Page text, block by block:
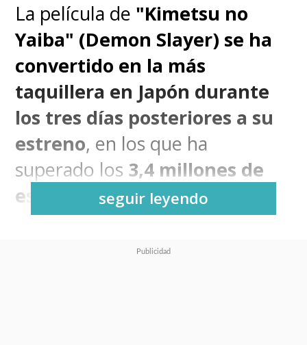
La película de "Kimetsu no
Yaiba" (Demon Slayer) se ha
convertido en la más
taquillera en Japón durante
los tres días posteriores a su
estreno, en los que ha
superado los 3,4 millones de
espectadores.
Kimetsu no Yaiba: Mugen
seguir leyendo